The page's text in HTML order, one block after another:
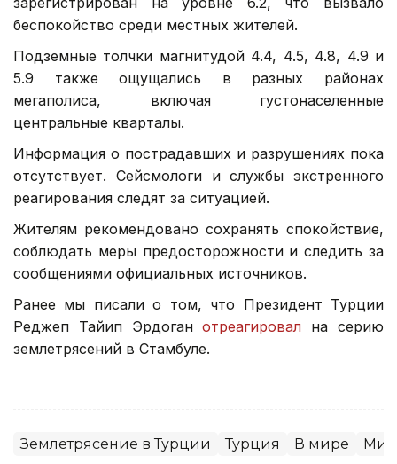
беспокойство среди местных жителей.
Подземные толчки магнитудой 4.4, 4.5, 4.8, 4.9 и
5.9 также ощущались в разных районах
мегаполиса, включая густонаселенные
центральные кварталы.
Информация о пострадавших и разрушениях пока
отсутствует. Сейсмологи и службы экстренного
реагирования следят за ситуацией.
Жителям рекомендовано сохранять спокойствие,
соблюдать меры предосторожности и следить за
сообщениями официальных источников.
Ранее мы писали о том, что Президент Турции
Реджеп Тайип Эрдоганотреагировал на серию
землетрясений в Стамбуле.
Землетрясение в Турции Турция В мире